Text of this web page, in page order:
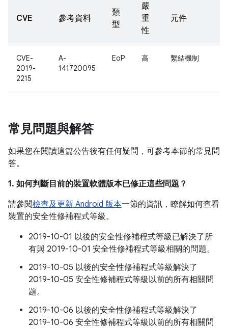
CVE 參考資料
類
型
嚴
重
性
元件
CVE-
2019-
2215
A-
141720095
EoP 高 繫結機制
常見問題與解答
如果您在閱讀這篇公告後有任何疑問，可參考本節的常見問
答。
1. 如何判斷目前的裝置軟體版本已修正這些問題？
請參閱檢查及更新 Android 版本一節的資訊，瞭解如何查看
裝置的安全性修補程式等級。
2019-10-01 以後的安全性修補程式等級已解決了所
有與 2019-10-01 安全性修補程式等級相關的問題。
2019-10-05 以後的安全性修補程式等級解決了
2019-10-05 安全性修補程式等級以前的所有相關問
題。
2019-10-06 以後的安全性修補程式等級解決了
2019-10-06 安全性修補程式等級以前的所有相關問